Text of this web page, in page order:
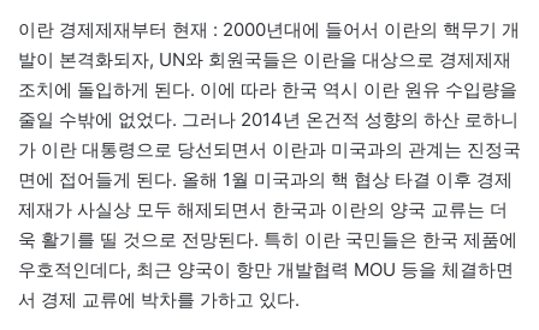
이란 경제제재부터 현재 : 2000년대에 들어서 이란의 핵무기 개
발이 본격화되자, UN와 회원국들은 이란을 대상으로 경제제재
조치에 돌입하게 된다. 이에 따라 한국 역시 이란 원유 수입량을
줄일 수밖에 없었다. 그러나 2014년 온건적 성향의 하산 로하니
가 이란 대통령으로 당선되면서 이란과 미국과의 관계는 진정국
면에 접어들게 된다. 올해 1월 미국과의 핵 협상 타결 이후 경제
제재가 사실상 모두 해제되면서 한국과 이란의 양국 교류는 더
욱 활기를 띨 것으로 전망된다. 특히 이란 국민들은 한국 제품에
우호적인데다, 최근 양국이 항만 개발협력 MOU 등을 체결하면
서 경제 교류에 박차를 가하고 있다.